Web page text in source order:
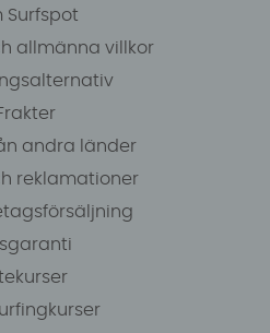
Surfspot
allmänna villkor
andra länder
reklamationer